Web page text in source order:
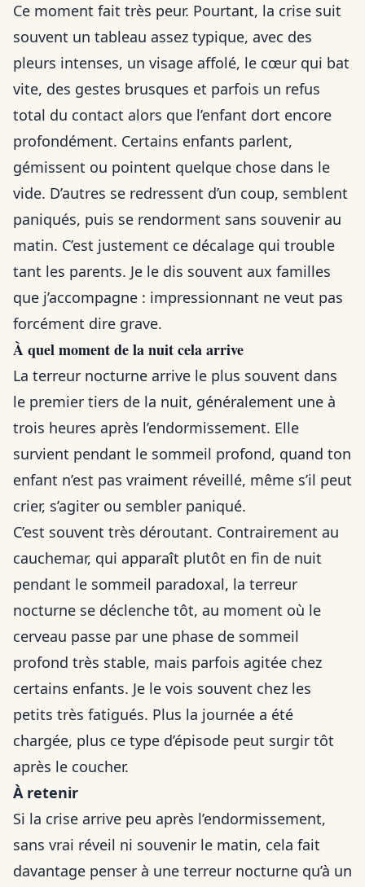
Ce moment fait très peur. Pourtant, la crise suit
souvent un tableau assez typique, avec des
pleurs intenses, un visage affolé, le cœur qui bat
vite, des gestes brusques et parfois un refus
total du contact alors que l’enfant dort encore
profondément. Certains enfants parlent,
gémissent ou pointent quelque chose dans le
vide. D’autres se redressent d’un coup, semblent
paniqués, puis se rendorment sans souvenir au
matin. C’est justement ce décalage qui trouble
tant les parents. Je le dis souvent aux familles
que j’accompagne : impressionnant ne veut pas
forcément dire grave.
À quel moment de la nuit cela arrive
La terreur nocturne arrive le plus souvent dans
le premier tiers de la nuit, généralement une à
trois heures après l’endormissement. Elle
survient pendant le sommeil profond, quand ton
enfant n’est pas vraiment réveillé, même s’il peut
crier, s’agiter ou sembler paniqué.
C’est souvent très déroutant. Contrairement au
cauchemar, qui apparaît plutôt en fin de nuit
pendant le sommeil paradoxal, la terreur
nocturne se déclenche tôt, au moment où le
cerveau passe par une phase de sommeil
profond très stable, mais parfois agitée chez
certains enfants. Je le vois souvent chez les
petits très fatigués. Plus la journée a été
chargée, plus ce type d’épisode peut surgir tôt
après le coucher.
À retenir
Si la crise arrive peu après l’endormissement,
sans vrai réveil ni souvenir le matin, cela fait
davantage penser à une terreur nocturne qu’à un